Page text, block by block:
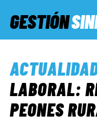
GESTIÓN
SERVICIOS
INFORMES
LABORAL:
PEONES